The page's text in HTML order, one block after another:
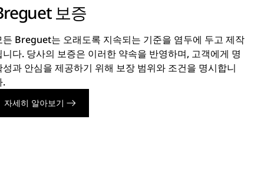
보증
든 Breguet는 오래도록 지속되는 기준을 염두에 두고 제작
니다. 당사의 보증은 이러한 약속을 반영하며, 고객에게 명
성과 안심을 제공하기 위해 보장 범위와 조건을 명시합니
.
자세히 알아보기